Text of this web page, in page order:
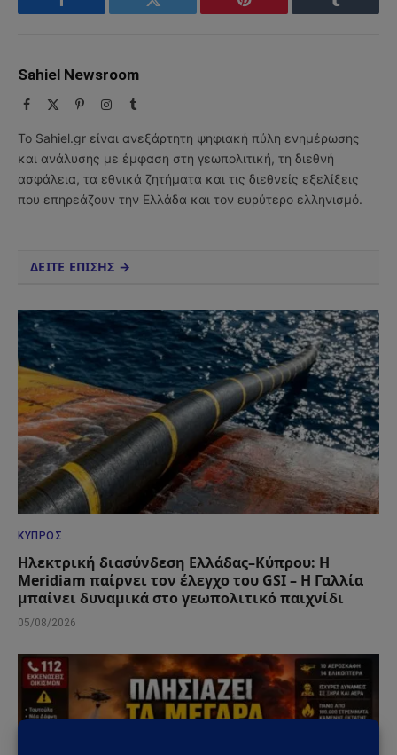
Facebook Twitter Pinterest Tumblr
Sahiel Newsroom
Facebook PinterestInstagram
Tumblr
Το Sahiel.gr είναι ανεξάρτητη ψηφιακή πύλη ενημέρωσης
και ανάλυσης με έμφαση στη γεωπολιτική, τη διεθνή
ασφάλεια, τα εθνικά ζητήματα και τις διεθνείς εξελίξεις
που επηρεάζουν την Ελλάδα και τον ευρύτερο ελληνισμό.
ΔΕΙΤΕ ΕΠΙΣΗΣ →
ΚΎΠΡΟΣ
Ηλεκτρική διασύνδεση Ελλάδας–Κύπρου: Η
Meridiam παίρνει τον έλεγχο του GSI – Η Γαλλία
μπαίνει δυναμικά στο γεωπολιτικό παιχνίδι
05/08/2026